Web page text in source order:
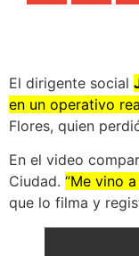
El dirigente social
en un operativo
Flores, quien
En el video
Ciudad. “Me vino
que lo filma y